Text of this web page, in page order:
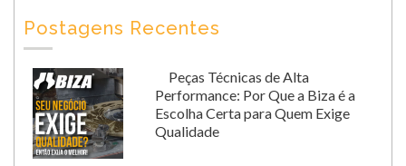
Postagens Recentes
Peças Técnicas de Alta
Performance: Por Que a Biza é a
Escolha Certa para Quem Exige
Qualidade